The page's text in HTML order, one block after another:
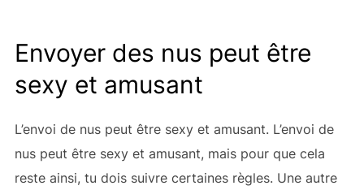
Envoyer des nus peut être
sexy et amusant
L’envoi de nus peut être sexy et amusant. L’envoi de
nus peut être sexy et amusant, mais pour que cela
reste ainsi, tu dois suivre certaines règles. Une autre